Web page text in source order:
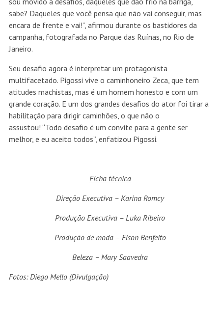
sabe? Daqueles que você pensa que não vai conseguir, mas
encara de frente e vai!”, afirmou durante os bastidores da
campanha, fotografada no Parque das Ruínas, no Rio de
Janeiro.
Seu desafio agora é interpretar um protagonista
multifacetado. Pigossi vive o caminhoneiro Zeca, que tem
atitudes machistas, mas é um homem honesto e com um
grande coração. E um dos grandes desafios do ator foi tirar a
habilitação para dirigir caminhões, o que não o
assustou! “Todo desafio é um convite para a gente ser
melhor, e eu aceito todos”, enfatizou Pigossi.
Ficha técnica
Direção Executiva – Karina Romcy
Produção Executiva – Luka Ribeiro
Produção de moda – Elson Benfeito
Beleza – Mary Saavedra
Fotos: Diego Mello (Divulgação)